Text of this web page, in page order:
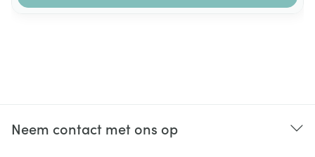
Neem contact met ons op